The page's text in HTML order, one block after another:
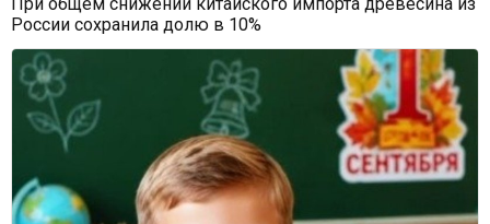
России сохранила долю в 10%